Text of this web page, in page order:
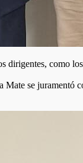
como
se juramentó